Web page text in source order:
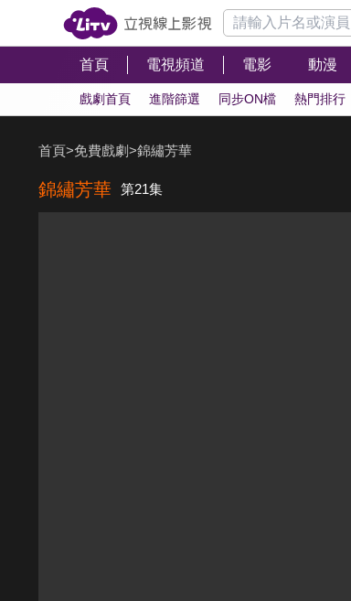
首頁 電視頻道 電影 動漫
戲劇首頁 進階篩選 同步ON檔 熱門排行
首頁>免費戲劇>錦繡芳華
錦繡芳華 第21集